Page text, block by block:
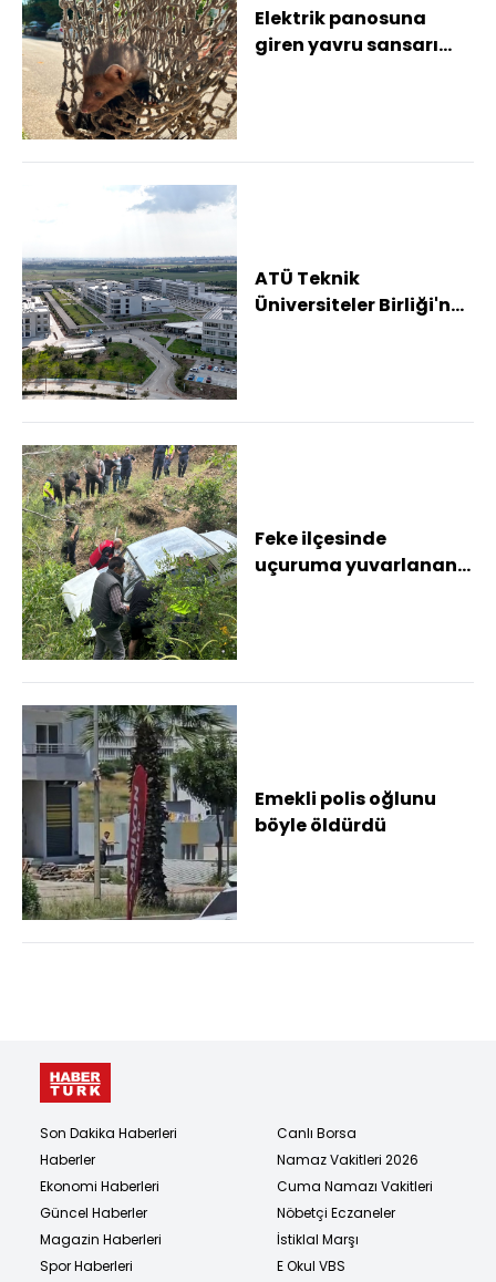
Elektrik panosuna
giren yavru sansarı
ATÜ Teknik
Üniversiteler Birliği'ne
Feke ilçesinde
uçuruma yuvarlanan
Emekli polis oğlunu
böyle öldürdü
Son Dakika Haberleri
Haberler
Ekonomi Haberleri
Güncel Haberler
Magazin Haberleri
Spor Haberleri
Canlı Borsa
Namaz Vakitleri 2026
Cuma Namazı Vakitleri
Nöbetçi Eczaneler
İstiklal Marşı
E Okul VBS